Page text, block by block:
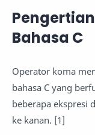
Bahasa C
Operator koma
bahasa C yang
beberapa ekspresi
ke kanan. [1]